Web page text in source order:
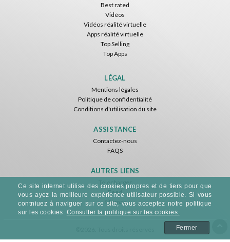
ToroGames
Gratuit
Archer VR
ToroGames
Best rated
Vidéos
Vidéos réalité virtuelle
Apps réalité virtuelle
Top Selling
Top Apps
LÉGAL
Mentions légales
Politique de confidentialité
Conditions d'utilisation du site
ASSISTANCE
Contactez-nous
FAQS
AUTRES LIENS
Télécharger
Feed
Sitemap
Ce site internet utilise des cookies propres et de tiers pour que
vous ayez la meilleure expérience utilisateur possible. Si vous
contniuez à naviguer sur ce site, vous acceptez notre politique
sur les cookies. Consulter la politique sur les cookies.
Fermer